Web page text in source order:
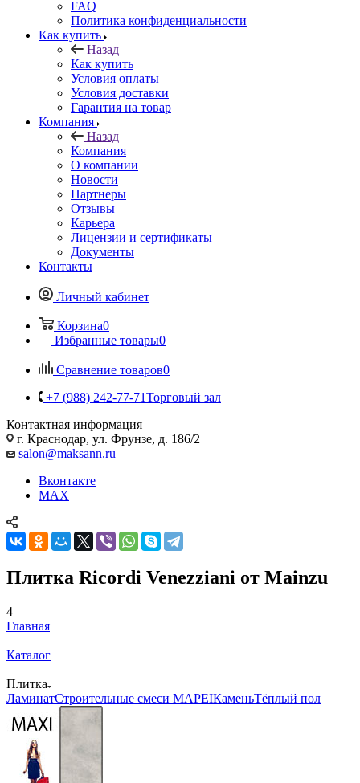
FAQ
Политика конфиденциальности
Как купить
Назад
Как купить
Условия оплаты
Условия доставки
Гарантия на товар
Компания
Назад
Компания
О компании
Новости
Партнеры
Отзывы
Карьера
Лицензии и сертификаты
Документы
Контакты
Личный кабинет
Корзина0
Избранные товары0
Сравнение товаров0
+7 (988) 242-77-71Торговый зал
Контактная информация
г. Краснодар, ул. Фрунзе, д. 186/2
salon@maksann.ru
Вконтакте
MAX
Плитка Ricordi Venezziani от Mainzu
4
Главная
—
Каталог
—
Плитка
ЛаминатСтроительные смеси MAPEIКаменьТёплый пол